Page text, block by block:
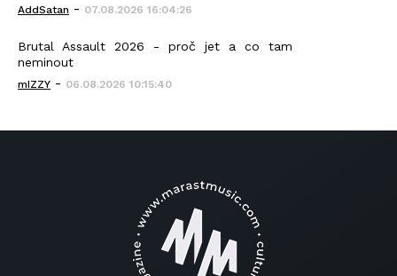
AddSatan - 07.08.2026 16:04:26
Brutal Assault 2026 - proč jet a co tam
neminout
mIZZY - 06.08.2026 10:15:40